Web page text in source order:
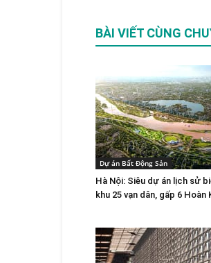
BÀI VIẾT CÙNG
Dự án Bất Động Sản
Hà Nội: Siêu dự án lịch sử
khu 25 vạn dân, gấp 6 Hoàn